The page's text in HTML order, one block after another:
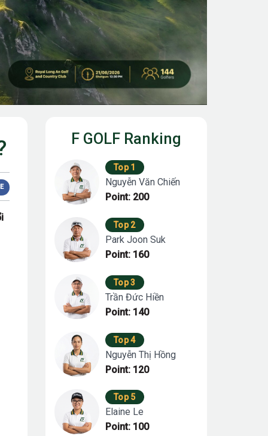
F GOLF Ranking
Top 1
Nguyễn Văn Chiến
Point: 200
Top 2
Park Joon Suk
Point: 160
Top 3
Trần Đức Hiền
Point: 140
Top 4
Nguyễn Thị Hồng
Point: 120
Top 5
Elaine Le
Point: 100